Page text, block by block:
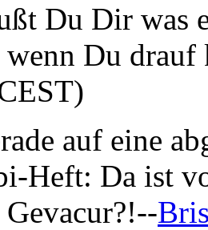
Du Dir was
wenn Du
auf eine
Heft: Da ist